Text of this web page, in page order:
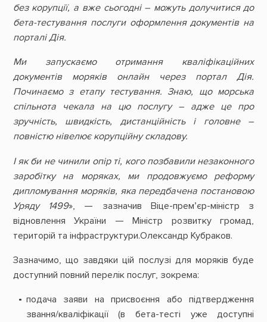
без корупції, а вже сьогодні – можуть долучитися до
бета-тестування послуги оформлення документів на
порталі Дія.
Ми запускаємо отримання кваліфікаційних
документів моряків онлайн через портал Дія.
Починаємо з етапу тестування. Знаю, що морська
спільнота чекала на цю послугу – адже це про
зручність, швидкість, дистанційність і головне –
повністю нівелює корупційну складову.
І як би не чинили опір ті, кого позбавили незаконного
заробітку на моряках, ми продовжуємо реформу
дипломування моряків, яка передбачена постановою
Уряду 1499», — зазначив Віце-прем’єр-міністр з
відновлення України — Міністр розвитку громад,
територій та інфраструктури.Олександр Кубраков.
Зазначимо, що завдяки цій послузі для моряків буде
доступний повний перелік послуг, зокрема:
подача заяви на присвоєння або підтвердження
звання/кваліфікації (в бета-тесті уже доступні